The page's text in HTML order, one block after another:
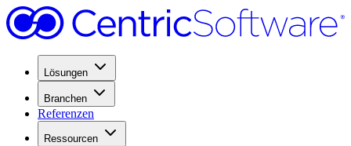
Lösungen
Branchen
Referenzen
Ressourcen